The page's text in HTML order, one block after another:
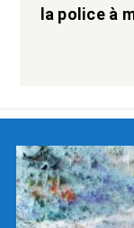
la police à